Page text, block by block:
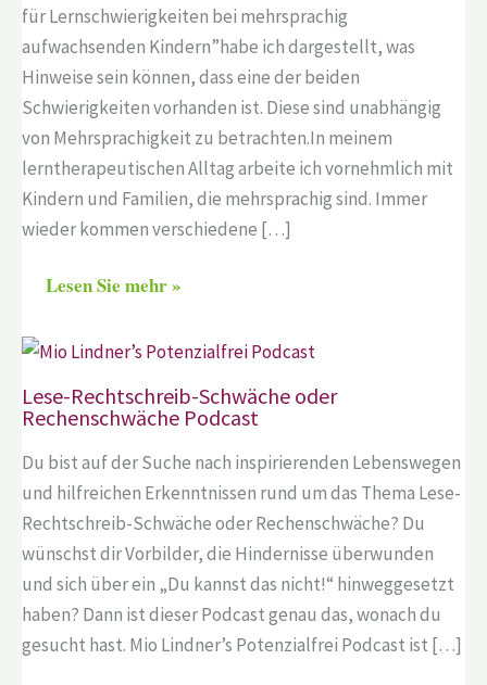
für Lernschwierigkeiten bei mehrsprachig
aufwachsenden Kindern”habe ich dargestellt, was
Hinweise sein können, dass eine der beiden
Schwierigkeiten vorhanden ist. Diese sind unabhängig
von Mehrsprachigkeit zu betrachten.In meinem
lerntherapeutischen Alltag arbeite ich vornehmlich mit
Kindern und Familien, die mehrsprachig sind. Immer
wieder kommen verschiedene […]
Lesen Sie mehr »
Lese-Rechtschreib-Schwäche oder
Rechenschwäche Podcast
Du bist auf der Suche nach inspirierenden Lebenswegen
und hilfreichen Erkenntnissen rund um das Thema Lese-
Rechtschreib-Schwäche oder Rechenschwäche? Du
wünschst dir Vorbilder, die Hindernisse überwunden
und sich über ein „Du kannst das nicht!“ hinweggesetzt
haben? Dann ist dieser Podcast genau das, wonach du
gesucht hast. Mio Lindner’s Potenzialfrei Podcast ist […]